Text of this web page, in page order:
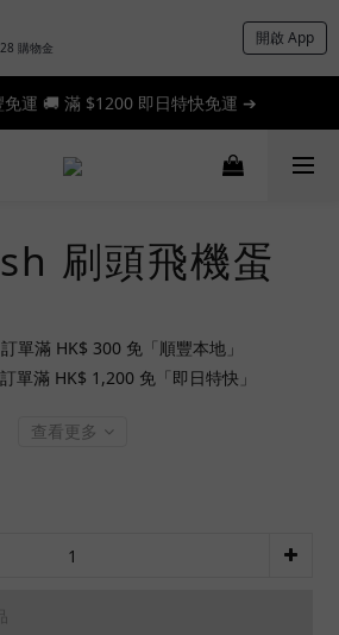
購物金 開啟 App
運 🚚 滿 $1200 即日特快免運 ➔
運 🚚 滿 $1200 即日特快免運 ➔
享 88 折，快來領券加入！➔
刷頭飛機蛋
單滿 HK$ 300 免「順豐本地」
單滿 HK$ 1,200 免「即日特快」
查看更多